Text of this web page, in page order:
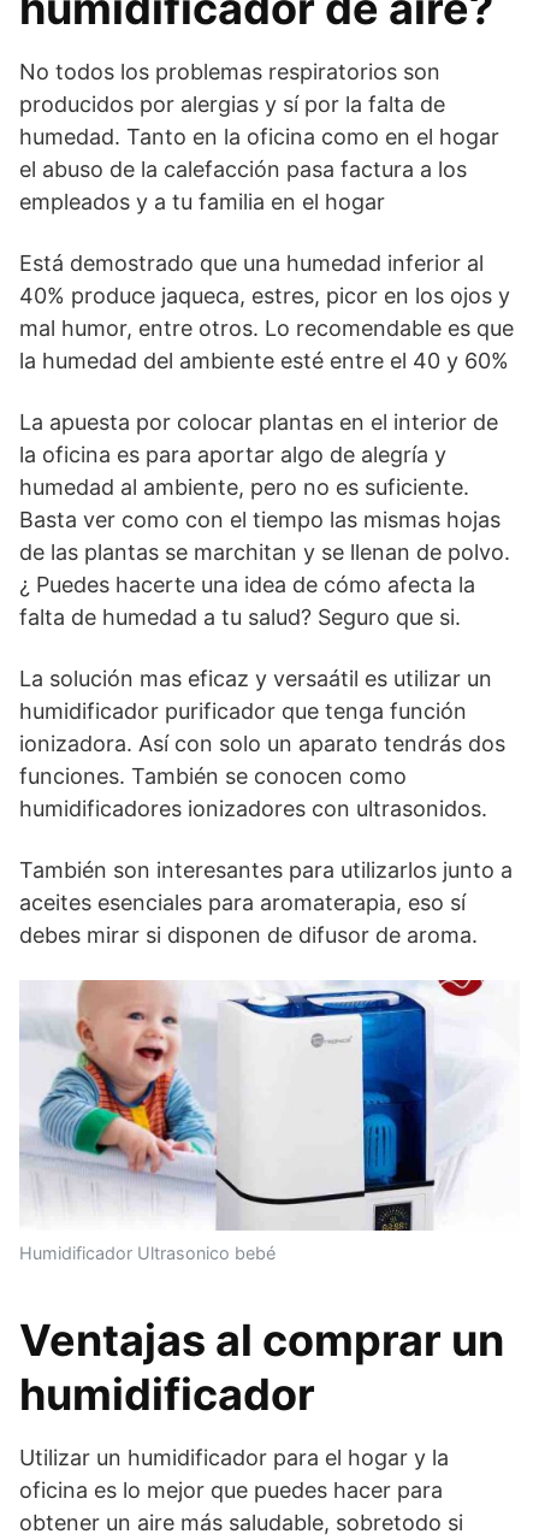
No todos los problemas respiratorios son
producidos por alergias y sí por la falta de
humedad. Tanto en la oficina como en el hogar
el abuso de la calefacción pasa factura a los
empleados y a tu familia en el hogar
Está demostrado que una humedad inferior al
40% produce jaqueca, estres, picor en los ojos y
mal humor, entre otros. Lo recomendable es que
la humedad del ambiente esté entre el 40 y 60%
La apuesta por colocar plantas en el interior de
la oficina es para aportar algo de alegría y
humedad al ambiente, pero no es suficiente.
Basta ver como con el tiempo las mismas hojas
de las plantas se marchitan y se llenan de polvo.
¿ Puedes hacerte una idea de cómo afecta la
falta de humedad a tu salud? Seguro que si.
La solución mas eficaz y versaátil es utilizar un
humidificador purificador que tenga función
ionizadora. Así con solo un aparato tendrás dos
funciones. También se conocen como
humidificadores ionizadores con ultrasonidos.
También son interesantes para utilizarlos junto a
aceites esenciales para aromaterapia, eso sí
debes mirar si disponen de difusor de aroma.
Humidificador Ultrasonico bebé
Ventajas al comprar un
humidificador
Utilizar un humidificador para el hogar y la
oficina es lo mejor que puedes hacer para
obtener un aire más saludable, sobretodo si